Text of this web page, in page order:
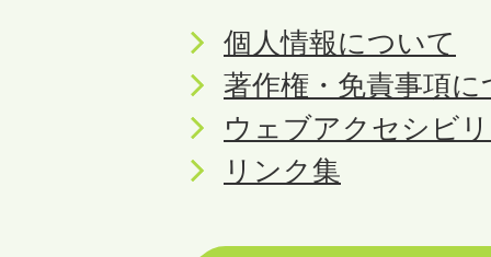
個人情報について
著作権・免責事項
ウェブアクセシビ
リンク集